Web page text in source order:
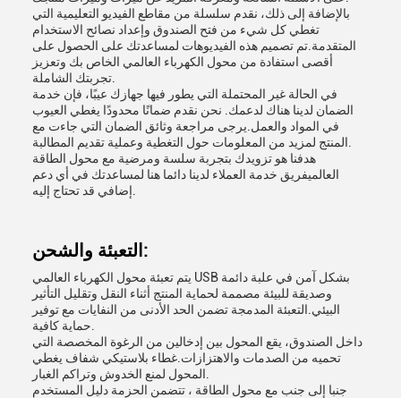
بالإضافة إلى ذلك، نقدم سلسلة من مقاطع الفيديو التعليمية التي
تغطي كل شيء من فتح الصندوق وإعداد نصائح الاستخدام
المتقدمة.تم تصميم هذه الفيديوهات لمساعدتك على الحصول على
أقصى استفادة من محول الكهرباء العالمي الخاص بك وتعزيز
في الحالة غير المحتملة التي يطور فيها جهازك عيبًا، فإن خدمة
الضمان لدينا هناك لدعمك. نحن نقدم ضمانًا محدودًا يغطي العيوب
في المواد والعمل.يرجى مراجعة وثائق الضمان التي جاءت مع
هدفنا هو تزويدك بتجربة سلسة ومرضية مع محول الطاقة
العالميفريق خدمة العملاء لدينا دائما هنا لمساعدتك في أي دعم
التعبئة والشحن:
يتم تعبئة محول الكهرباء العالمي USB بشكل آمن في علبة دائمة
وصديقة للبيئة مصممة لحماية المنتج أثناء النقل وتقليل التأثير
البيئي.التعبئة المدمجة تضمن الحد الأدنى من النفايات مع توفير
داخل الصندوق، يقع المحول بين إدخالين من الرغوة المخصصة التي
تحميه من الصدمات والاهتزازات.غطاء بلاستيكي شفاف يغطي
جنبا إلى جنب مع محول الطاقة ، تتضمن الحزمة دليل المستخدم